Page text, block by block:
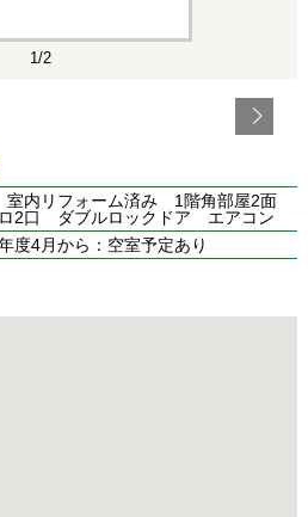
1/2
内リフォーム済み 1階角部屋2面
2口 ダブルロックドア エアコン
度4月から：空室予定あり